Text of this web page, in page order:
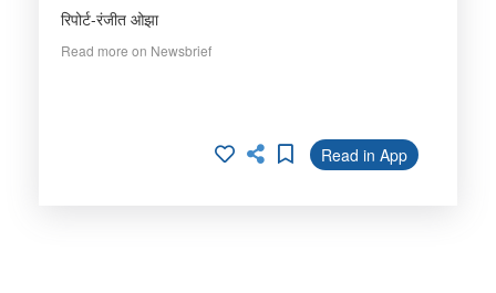
रिपोर्ट-रंजीत ओझा
Read more on Newsbrief
Read in App